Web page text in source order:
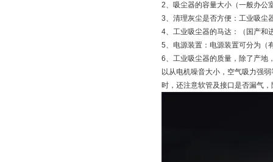
2、吸尘器的容量大小（一般办公
3、清理灰尘是否方便：工业吸尘
4、工业吸尘器的马达：（国产和
5、电源装置：电源装置可分为（
6、工业吸尘器的质量，除了产地
以从电机噪音大小，空气吸力强
时，还注意软管及接口是否漏气